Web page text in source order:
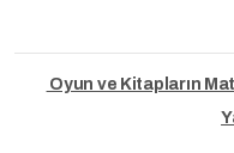
Oyun ve Kitapların